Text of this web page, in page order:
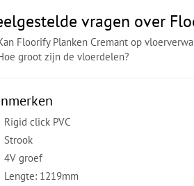
vragen over
Floorify Planken Cremant op
groot zijn de vloerdelen?
Rigid click PVC
Strook
4V groef
Lengte: 1219mm